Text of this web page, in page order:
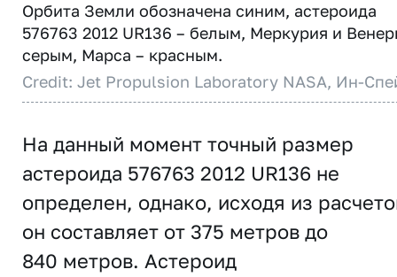
Орбита Земли обозначена синим, астероида
576763 2012 UR136 – белым, Меркурия и
серым, Марса – красным.
Credit: Jet Propulsion Laboratory NASA, Ин-
На данный момент точный размер
астероида 576763 2012 UR136 не
определен, однако, исходя из
он составляет от 375 метров до
840 метров. Астероид